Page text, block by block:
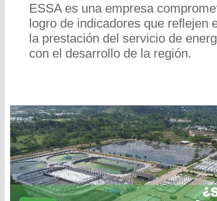
ESSA es una empresa
logro de indicadores que reflejen
la prestación del servicio de
con el desarrollo de la región.